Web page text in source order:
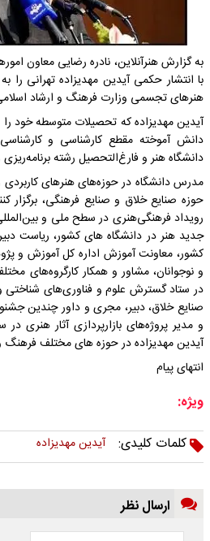
به گزارش هنرآنلاین، نادره رضایی معاون
با انتشار حکمی آیدین مهدیزاده تهرانی
هنرهای تجسمی وزارت فرهنگ و ارشاد
آیدین مهدیزاده که تحصیلات متوسطه خود را
دانش آموخته مقطع کارشناسی و
دانشگاه هنر و فارغ‌التحصیل رشته
مدرس دانشگاه در حوزه‌های هنرهای کاربردی
حوزه صنایع خلاق و صنایع فرهنگی،
رویداد فرهنگی‌هنری در سطح ملی و
جدید هنر در دانشگاه های کشور، ریاست
کشور، معاونت آموزش اداره کل آموزش و
و نوجوانان، مشاور و همکار کارگروه‌های
در ستاد گسترش علوم و فناوری‌های
صنایع خلاق، دبیر، مجری و داور چندین
و مدیر پروژه‌های بازارپردازی آثار هنری
آیدین مهدیزاده در حوزه های مختلف
انتهای پیام
ویژه:
کلمات کلیدی:
آیدین مهدیزاده
ارسال نظر